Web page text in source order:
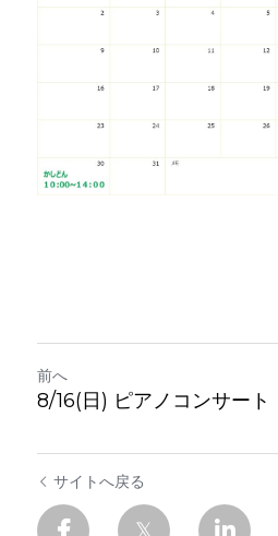
前へ
8/16(日) ピアノコンサート
サイトへ戻る